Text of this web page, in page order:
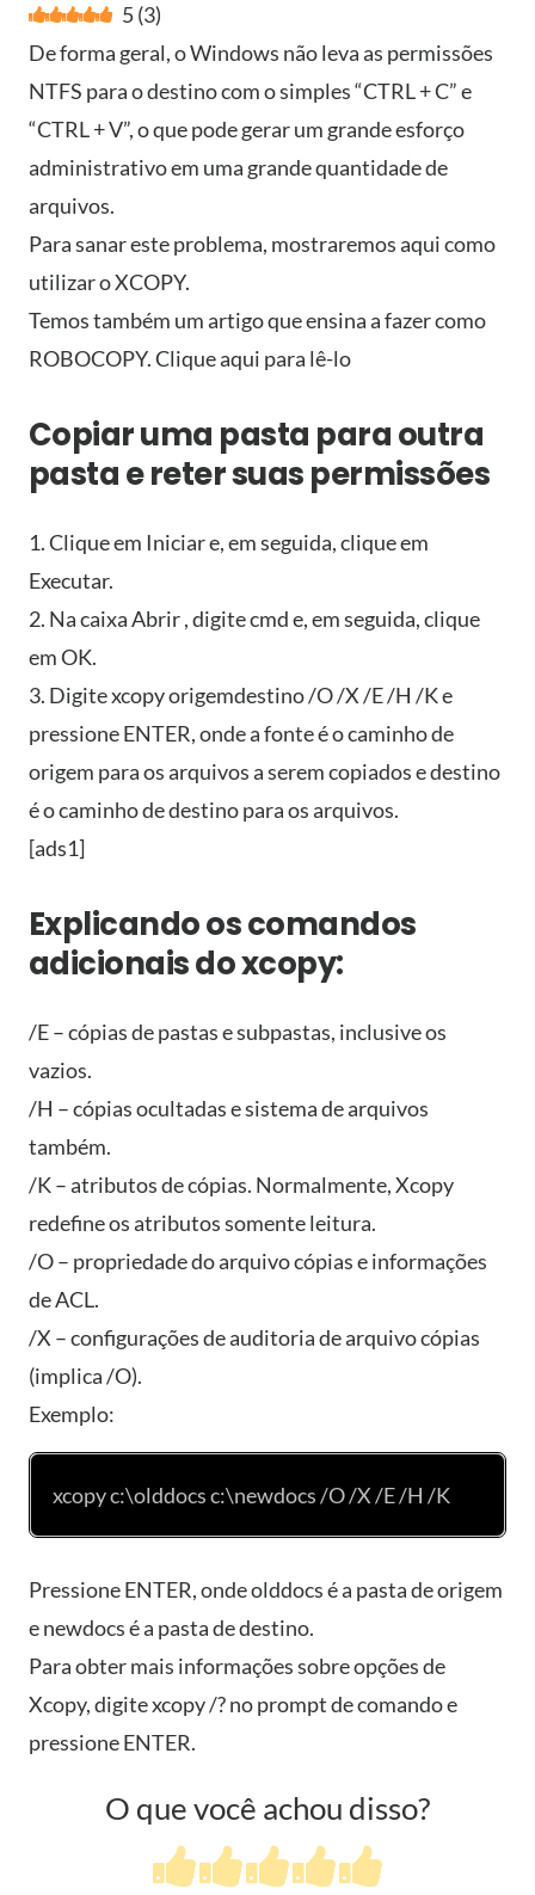
5(3)
De forma geral, o Windows não leva as permissões
NTFS para o destino com o simples “CTRL + C” e
“CTRL + V”, o que pode gerar um grande esforço
administrativo em uma grande quantidade de
arquivos.
Para sanar este problema, mostraremos aqui como
utilizar o XCOPY.
Temos também um artigo que ensina a fazer como
ROBOCOPY. Clique aqui para lê-lo
Copiar uma pasta para outra
pasta e reter suas permissões
1. Clique em Iniciar e, em seguida, clique em
Executar.
2. Na caixa Abrir , digite cmd e, em seguida, clique
em OK.
3. Digite xcopy origemdestino /O /X /E /H /K e
pressione ENTER, onde a fonte é o caminho de
origem para os arquivos a serem copiados e destino
é o caminho de destino para os arquivos.
[ads1]
Explicando os comandos
adicionais do xcopy:
/E – cópias de pastas e subpastas, inclusive os
vazios.
/H – cópias ocultadas e sistema de arquivos
também.
/K – atributos de cópias. Normalmente, Xcopy
redefine os atributos somente leitura.
/O – propriedade do arquivo cópias e informações
de ACL.
/X – configurações de auditoria de arquivo cópias
(implica /O).
Exemplo:
xcopy c:\olddocs c:\newdocs /O /X /E /H /K
Pressione ENTER, onde olddocs é a pasta de origem
e newdocs é a pasta de destino.
Para obter mais informações sobre opções de
Xcopy, digite xcopy /? no prompt de comando e
pressione ENTER.
O que você achou disso?